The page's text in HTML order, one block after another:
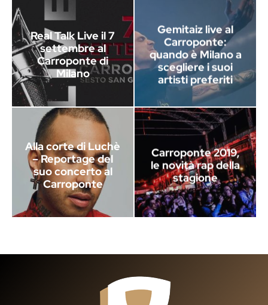
Real Talk Live il 7
settembre al
Carroponte di
Milano
Gemitaiz live al
Carroponte:
quando è Milano a
scegliere i suoi
artisti preferiti
Alla corte di Luchè
– Reportage del
suo concerto al
Carroponte
Carroponte 2019,
le novità rap della
stagione